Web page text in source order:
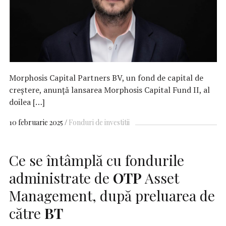
Morphosis Capital Partners BV, un fond de capital de
creștere, anunță lansarea Morphosis Capital Fund II, al
doilea […]
10 februarie 2025 Fonduri de investitii
Ce se întâmplă cu fondurile
administrate de OTP Asset
Management, după preluarea de
către BT